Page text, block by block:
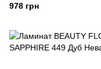
978 грн